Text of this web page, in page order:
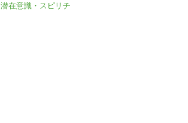
潜在意識・スピリチ